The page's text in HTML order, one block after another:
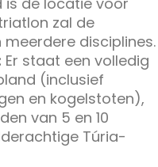
zal de
disciplines.
Er staat een volledig
(inclusief
en kogelstoten),
van 5 en 10
Túria-